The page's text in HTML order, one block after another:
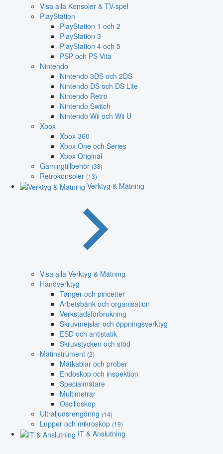
Visa alla Konsoler & TV-spel
PlayStation
PlayStation 1 och 2
PlayStation 3
PlayStation 4 och 5
PSP och PS Vita
Nintendo
Nintendo 3DS och 2DS
Nintendo DS och DS Lite
Nintendo Retro
Nintendo Switch
Nintendo Wii och Wii U
Xbox
Xbox 360
Xbox One och Series
Xbox Original
Gamingtillbehör (38)
Retrokonsoler (13)
Verktyg & Mätning
Visa alla Verktyg & Mätning
Handverktyg
Tänger och pincetter
Arbetsbänk och organisation
Verkstadsförbrukning
Skruvmejslar och öppningsverktyg
ESD och antistatik
Skruvstycken och stöd
Mätinstrument (2)
Mätkablar och prober
Endoskop och inspektion
Specialmätare
Multimetrar
Oscilloskop
Ultraljudsrengöring (14)
Lupper och mikroskop (19)
IT & Anslutning